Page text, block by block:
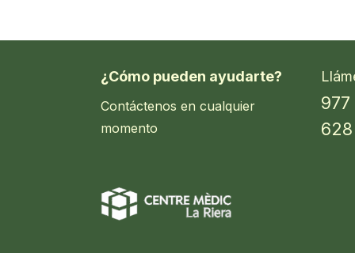
¿Cómo pueden ayudarte?
Contáctenos en cualquier
momento